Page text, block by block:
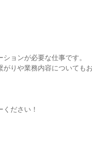
ョンが必要な仕事です。
りや業務内容についても
ださい！